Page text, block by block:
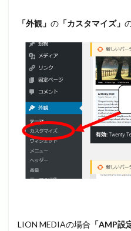
「外観」 の 「カスタマイズ」
LION MEDIAの場合 「AMP設